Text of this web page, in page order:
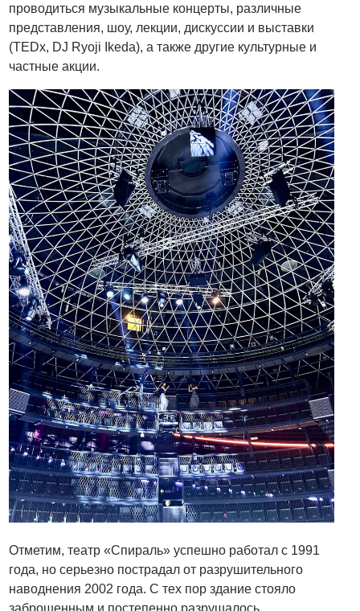
проводиться музыкальные концерты, различные
представления, шоу, лекции, дискуссии и выставки
(TEDx, DJ Ryoji Ikeda), а также другие культурные и
частные акции.
Отметим, театр «Спираль» успешно работал с 1991
года, но серьезно пострадал от разрушительного
наводнения 2002 года. С тех пор здание стояло
заброшенным и постепенно разрушалось.